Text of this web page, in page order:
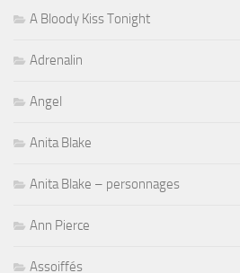
A Bloody Kiss Tonight
Adrenalin
Angel
Anita Blake
Anita Blake – personnages
Ann Pierce
Assoiffés